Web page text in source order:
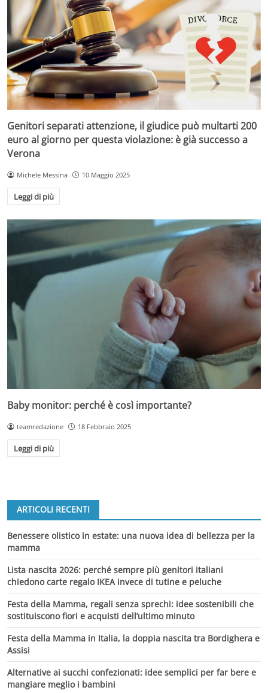
Genitori separati attenzione, il giudice può multarti 200
euro al giorno per questa violazione: è già successo a
Verona
Michele Messina 10 Maggio 2025
Leggi di più
Baby monitor: perché è così importante?
teamredazione 18 Febbraio 2025
Leggi di più
ARTICOLI RECENTI
Benessere olistico in estate: una nuova idea di bellezza per la
mamma
Lista nascita 2026: perché sempre più genitori italiani
chiedono carte regalo IKEA invece di tutine e peluche
Festa della Mamma, regali senza sprechi: idee sostenibili che
sostituiscono fiori e acquisti dell’ultimo minuto
Festa della Mamma in Italia, la doppia nascita tra Bordighera e
Assisi
Alternative ai succhi confezionati: idee semplici per far bere e
mangiare meglio i bambini